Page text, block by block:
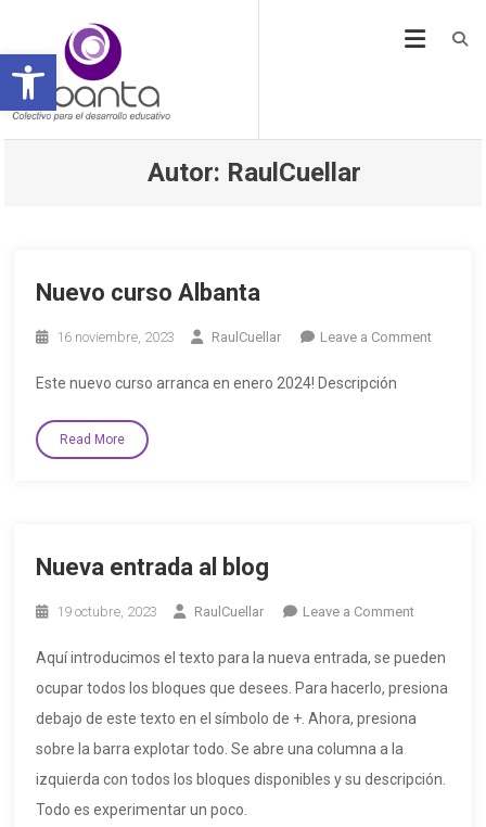
Open toolbar
Autor: RaulCuellar
Nuevo curso Albanta
16 noviembre, 2023 RaulCuellar Leave a Comment
Este nuevo curso arranca en enero 2024! Descripción
Read More
Nueva entrada al blog
19 octubre, 2023 RaulCuellar Leave a Comment
Aquí introducimos el texto para la nueva entrada, se pueden
ocupar todos los bloques que desees. Para hacerlo, presiona
debajo de este texto en el símbolo de +. Ahora, presiona
sobre la barra explotar todo. Se abre una columna a la
izquierda con todos los bloques disponibles y su descripción.
Todo es experimentar un poco.